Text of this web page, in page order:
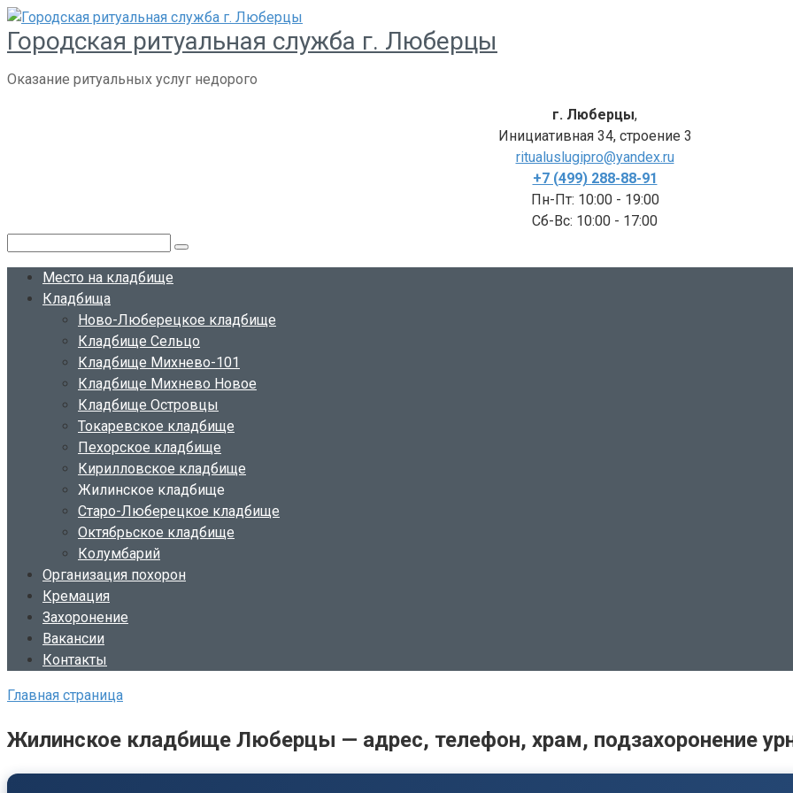
Перейти
к
контенту
Городская ритуальная служба г. Люберцы
Оказание ритуальных услуг недорого
г. Люберцы,
Инициативная 34, строение 3
ritualuslugipro@yandex.ru
+7 (499) 288-88-91
Пн-Пт: 10:00 - 19:00
Сб-Вc: 10:00 - 17:00
Место на кладбище
Кладбища
Ново-Люберецкое кладбище
Кладбище Сельцо
Кладбище Михнево-101
Кладбище Михнево Новое
Кладбище Островцы
Токаревское кладбище
Пехорское кладбище
Кирилловское кладбище
Жилинское кладбище
Старо-Люберецкое кладбище
Октябрьское кладбище
Колумбарий
Организация похорон
Кремация
Захоронение
Вакансии
Контакты
Главная страница
Жилинское кладбище Люберцы — адрес, телефон, храм, подзахоронение